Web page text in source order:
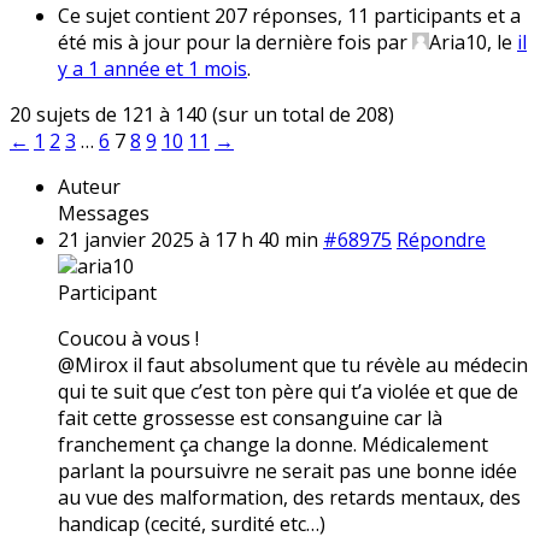
Ce sujet contient 207 réponses, 11 participants et a
été mis à jour pour la dernière fois par
Aria10, le il
y a 1 année et 1 mois.
20 sujets de 121 à 140 (sur un total de 208)
← 1 2 3 … 6 78 9 10 11 →
Auteur
Messages
21 janvier 2025 à 17 h 40 min #68975 Répondre
aria10
Participant
Coucou à vous !
@Mirox il faut absolument que tu révèle au médecin
qui te suit que c’est ton père qui t’a violée et que de
fait cette grossesse est consanguine car là
franchement ça change la donne. Médicalement
parlant la poursuivre ne serait pas une bonne idée
au vue des malformation, des retards mentaux, des
handicap (cecité, surdité etc…)